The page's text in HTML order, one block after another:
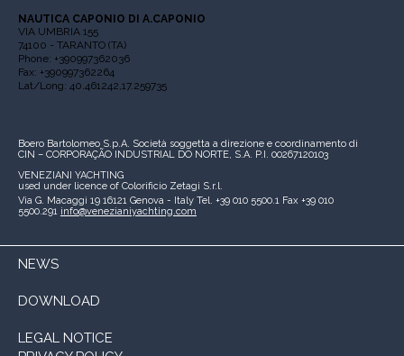
NAUTICA CAPONIO DI A.CAPONIO
VIA UMBRIA 155
74100 - TARANTO (TA)
Phone: +390997362036
Fax: +390997362264
Lat/Long: 40.461242,17.259735
Boero Bartolomeo S.p.A. Società soggetta a direzione e coordinamento di
CIN – CORPORAÇÃO INDUSTRIAL DO NORTE, S.A. P.I. 00267120103
VENEZIANI YACHTING
used under licence of Colorificio Zetagi S.r.l.
Via G. Macaggi 19 16121 Genova - Italy Tel. +39 010 5500.1 Fax +39 010
5500.291 info@venezianiyachting.com
NEWS
DOWNLOAD
LEGAL NOTICE